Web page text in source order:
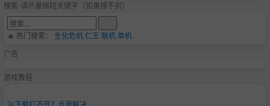
搜索-请尽量缩短关键字（如果搜不到）
🔥 热门搜索： 生化危机仁王 联机单机
广告
游戏教程
🚀下载打不开？点我解决